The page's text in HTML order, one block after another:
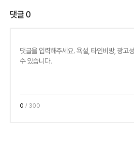
댓글0
0 / 300